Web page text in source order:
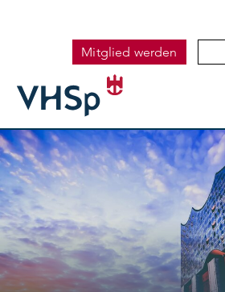
Mitglied werden